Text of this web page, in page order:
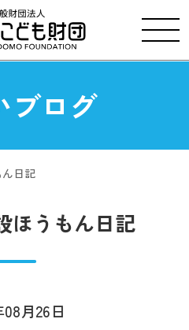
ブログ
日記
ほうもん日記
08月26日